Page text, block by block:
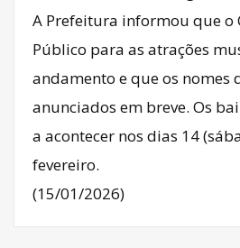
A Prefeitura informou que o
Público para as atrações
andamento e que os nomes
anunciados em breve. Os
a acontecer nos dias 14
fevereiro.
(15/01/2026)